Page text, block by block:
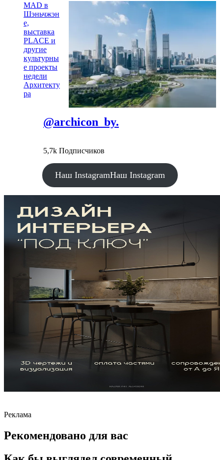
MAD в
Шэньчжэн
е,
выставка
PLACE и
другие
культурны
е проекты
недели
Архитекту
ра
@archicon_by.
5,7k Подписчиков
Наш InstagramНаш Instagram
Реклама
Рекомендовано для вас